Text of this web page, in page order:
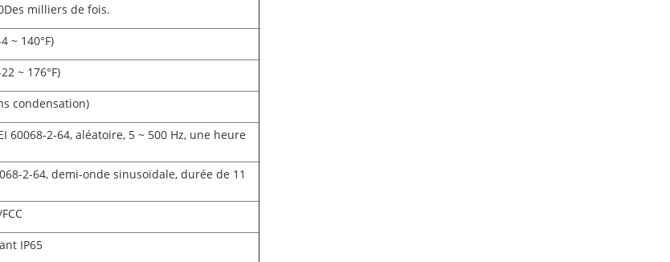
milliers de fois.
~ 140°F)
~ 176°F)
condensation)
60068-2-64, aléatoire, 5 ~ 500 Hz, une heure
2-64, demi-onde sinusoïdale, durée de 11
IP65